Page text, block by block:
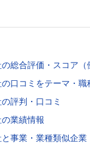
総合評価・スコア（
口コミをテーマ・職
評判・口コミ
業績情報
事業・業種類似企業